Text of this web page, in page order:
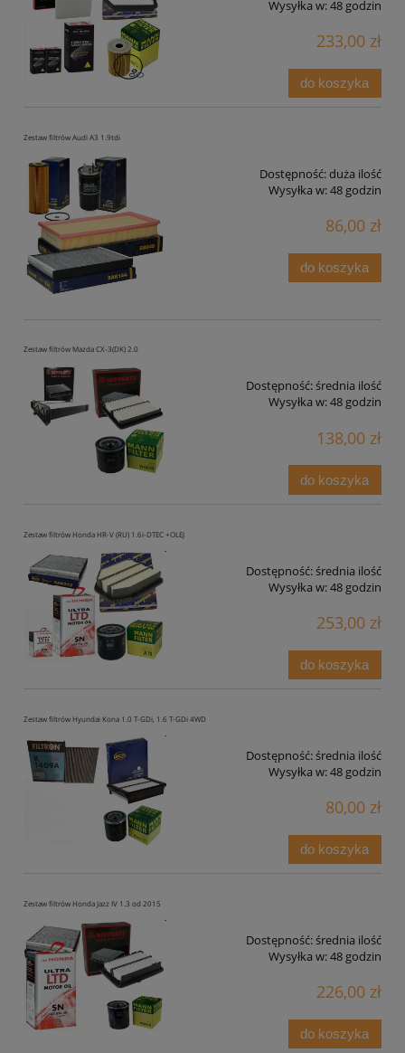
Wysyłka w:48 godzin
233,00 zł
do koszyka
Zestaw filtrów Audi A3 1.9tdi
Dostępność:duża ilość
Wysyłka w:48 godzin
86,00 zł
do koszyka
Zestaw filtrów Mazda CX-3(DK) 2.0
Dostępność:średnia ilość
Wysyłka w:48 godzin
138,00 zł
do koszyka
Zestaw filtrów Honda HR-V (RU) 1.6i-DTEC +OLEJ
Dostępność:średnia ilość
Wysyłka w:48 godzin
253,00 zł
do koszyka
Zestaw filtrów Hyundai Kona 1.0 T-GDi, 1.6 T-GDi 4WD
Dostępność:średnia ilość
Wysyłka w:48 godzin
80,00 zł
do koszyka
Zestaw filtrów Honda Jazz IV 1.3 od 2015
Dostępność:średnia ilość
Wysyłka w:48 godzin
226,00 zł
do koszyka